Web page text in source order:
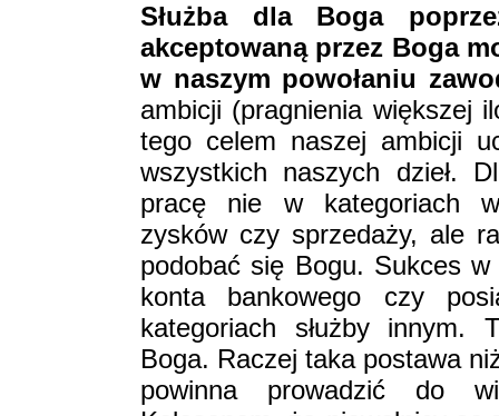
Służba dla Boga
akceptowaną przez Boga
w naszym powołaniu
ambicji (pragnienia większej
tego celem naszej ambicji
wszystkich naszych dzieł.
pracę nie w kategoriach
zysków czy sprzedaży, ale
podobać się Bogu. Sukces
konta bankowego czy
kategoriach służby innym.
Boga. Raczej taka postawa
powinna prowadzić do